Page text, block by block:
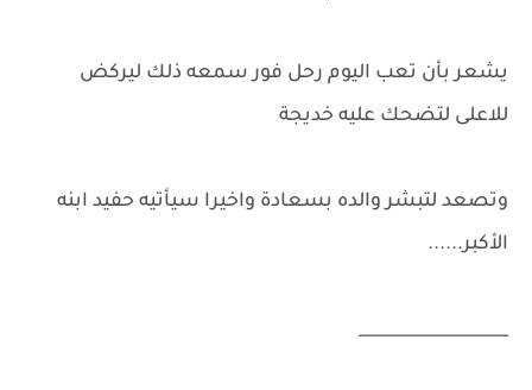
يشعر بأن تعب اليوم رحل فور سمعه ذلك ليركض
للاعلى لتضحك عليه خديجة
وتصعد لتبشر والده بسعادة واخيرا سيأتيه حفيد ابنه
الأكبر......
__________________